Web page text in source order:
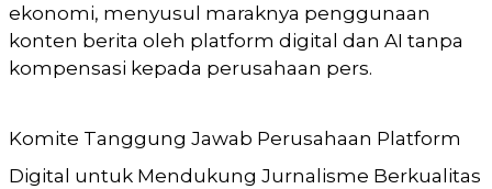
ekonomi, menyusul maraknya penggunaan
konten berita oleh platform digital dan AI tanpa
kompensasi kepada perusahaan pers.
Komite Tanggung Jawab Perusahaan Platform
Digital untuk Mendukung Jurnalisme Berkualitas